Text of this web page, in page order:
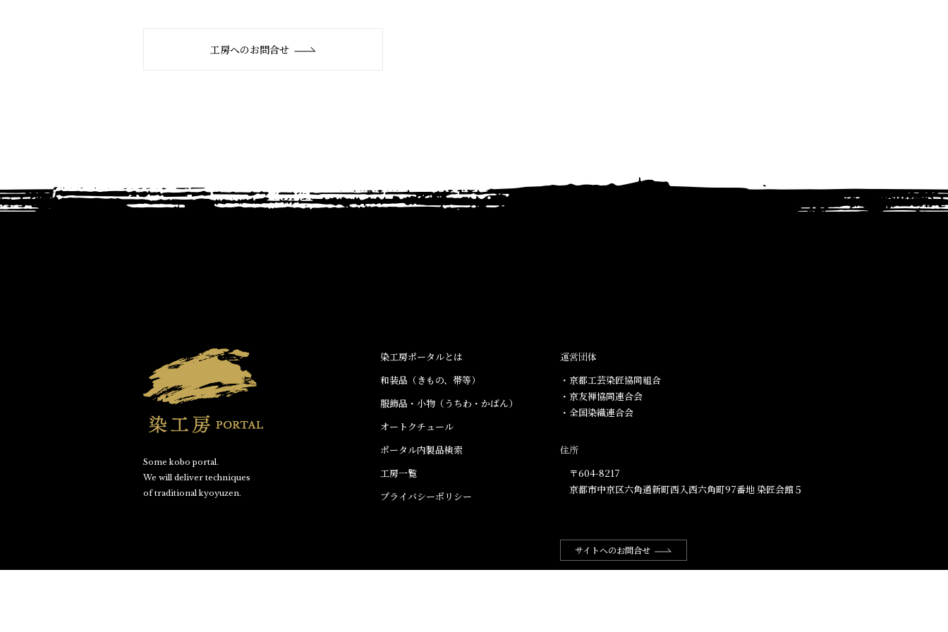
工房へのお問合せ
Some kobo portal.
We will deliver techniques
of traditional kyoyuzen.
染工房ポータルとは
和装品（きもの、帯等）​
服飾品・小物​（うちわ・かばん）
オートクチュール
ポータル内製品検索
工房一覧
プライバシーポリシー
運営団体
・京都工芸染匠協同組合​
・京友禅協同連合会
・全国染織連合会
住所
〒604-8217
京都市中京区六角通新町西入西六角町97番地​ 染匠会館５
サイトへのお問合せ